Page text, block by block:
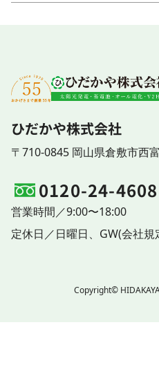
ひだかや株式会社
〒710-0845 岡山県倉敷市西
0120-24-4608
営業時間／9:00〜18:00
定休日／日曜日、 GW(会社規
Copyright©